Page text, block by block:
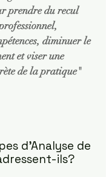
prendre du recul
diminuer le
et viser une
de la pratique"
d'Analyse de
ils?